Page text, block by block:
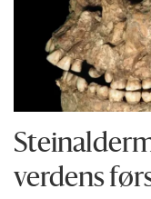
verdens